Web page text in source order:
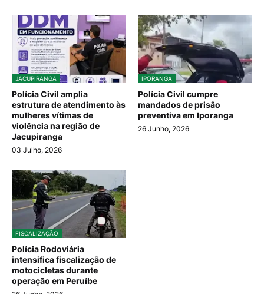
JACUPIRANGA
Polícia Civil amplia
estrutura de atendimento às
mulheres vítimas de
violência na região de
Jacupiranga
03 Julho, 2026
IPORANGA
Polícia Civil cumpre
mandados de prisão
preventiva em Iporanga
26 Junho, 2026
FISCALIZAÇÃO
Polícia Rodoviária
intensifica fiscalização de
motocicletas durante
operação em Peruíbe